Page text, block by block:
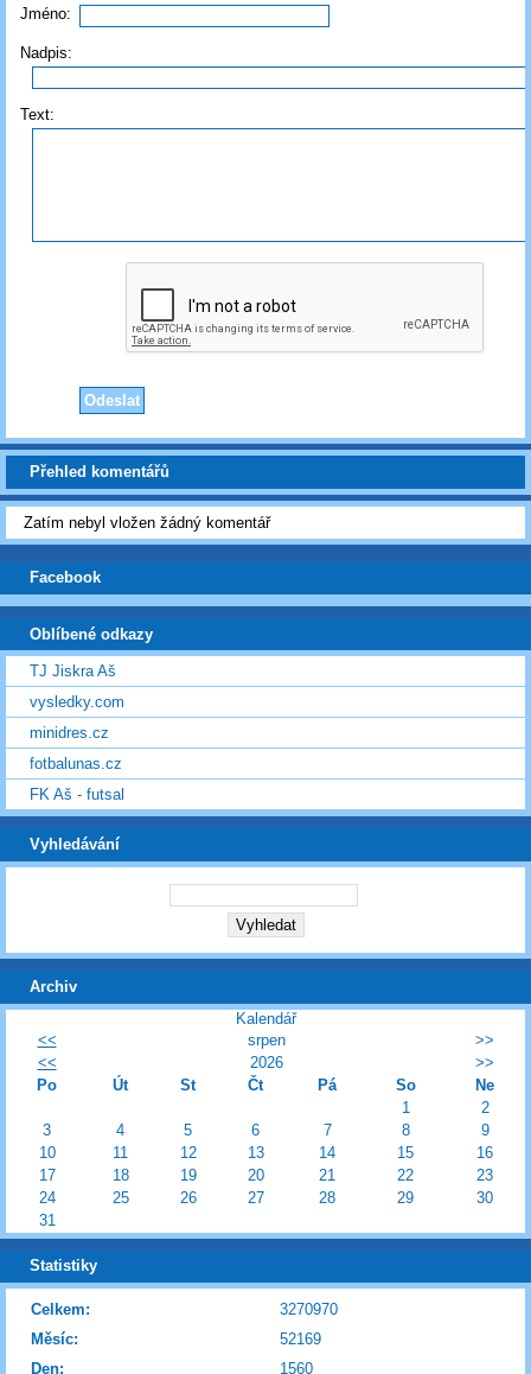
Jméno:
Nadpis:
Text:
Přehled komentářů
Zatím nebyl vložen žádný komentář
Facebook
Oblíbené odkazy
TJ Jiskra Aš
vysledky.com
minidres.cz
fotbalunas.cz
FK Aš - futsal
Vyhledávání
Archiv
Kalendář
<<
srpen
>>
<<
2026
>>
Po
Út St Čt Pá So
Ne
1
2
3
4 5 6 7 8
9
10
11 12 13 14 15
16
17
18 19 20 21 22
23
24
25 26 27 28 29
30
31
Statistiky
Celkem:
3270970
Měsíc:
52169
Den:
1560